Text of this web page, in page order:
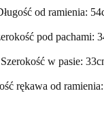
od ramienia:
pod pachami:
Szerokość w pasie:
rękawa od